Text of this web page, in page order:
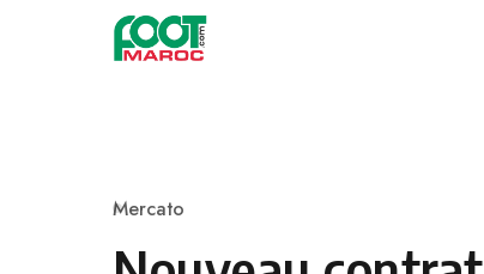
Skip to content
Category
Mercato